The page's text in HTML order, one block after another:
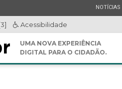
ESTADO
NOTÍCIAS
Acessibilidade
UMA NOVA EXPERIÊNCIA
DIGITAL PARA O CIDADÃO.